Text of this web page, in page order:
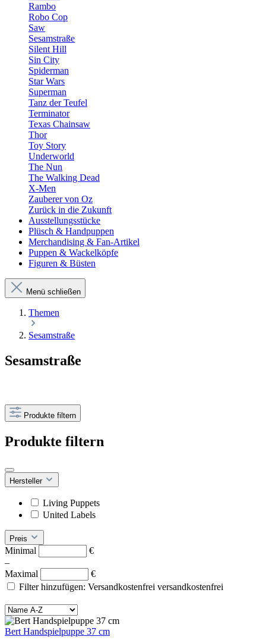
Rambo
Robo Cop
Saw
Sesamstraße
Silent Hill
Sin City
Spiderman
Star Wars
Superman
Tanz der Teufel
Terminator
Texas Chainsaw
Thor
Toy Story
Underworld
The Nun
The Walking Dead
X-Men
Zauberer von Oz
Zurück in die Zukunft
Ausstellungsstücke
Plüsch & Handpuppen
Merchandising & Fan-Artikel
Puppen & Wackelköpfe
Figuren & Büsten
Menü schließen
Themen
Sesamstraße
Sesamstraße
Produkte filtern
Produkte filtern
Hersteller
Living Puppets
United Labels
Preis
Minimal
€
–
Maximal
€
Filter hinzufügen: Versandkostenfrei versandkostenfrei
Bert Handspielpuppe 37 cm